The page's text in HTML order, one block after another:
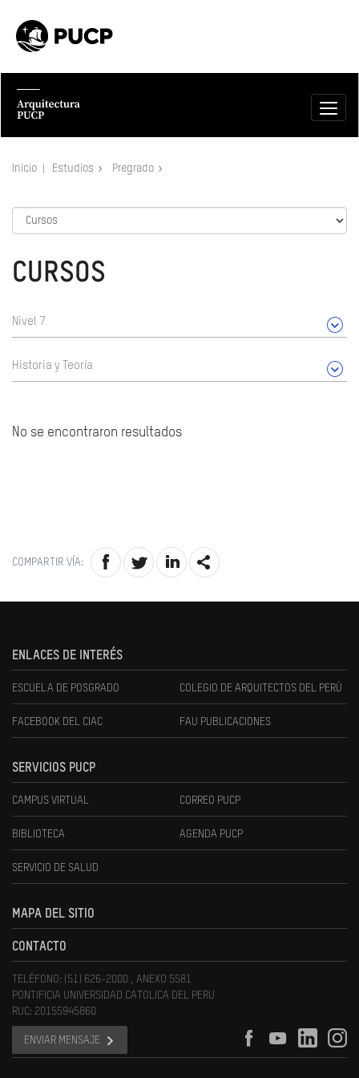
Inicio Estudios Pregrado
CURSOS
Nivel 7
Historia y Teoría
No se encontraron resultados
COMPARTIR VÍA:
ENLACES DE INTERÉS
ESCUELA DE POSGRADO COLEGIO DE ARQUITECTOS DEL PERÚ
FACEBOOK DEL CIAC FAU PUBLICACIONES
SERVICIOS PUCP
CAMPUS VIRTUAL CORREO PUCP
BIBLIOTECA AGENDA PUCP
SERVICIO DE SALUD
MAPA DEL SITIO
CONTACTO
TELÉFONO: (51) 626-2000 , ANEXO 5581
PONTIFICIA UNIVERSIDAD CATOLICA DEL PERU
RUC: 20155945860
ENVIAR MENSAJE